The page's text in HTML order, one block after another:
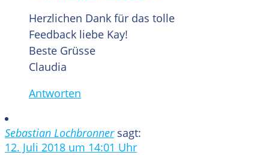
Herzlichen Dank für das tolle
Feedback liebe Kay!
Beste Grüsse
Claudia
Antworten
Sebastian Lochbronner sagt:
12. Juli 2018 um 14:01 Uhr